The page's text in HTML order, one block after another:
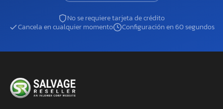
No se requiere tarjeta de crédito
Cancela en cualquier momento
Configuración en 60 segundos